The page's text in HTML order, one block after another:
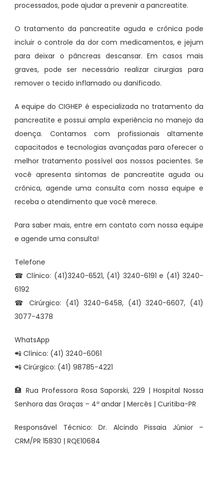
processados, pode ajudar a prevenir a pancreatite.
O tratamento da pancreatite aguda e crônica pode
incluir o controle da dor com medicamentos, e jejum
para deixar o pâncreas descansar. Em casos mais
graves, pode ser necessário realizar cirurgias para
remover o tecido inflamado ou danificado.
A equipe do CIGHEP é especializada no tratamento da
pancreatite e possui ampla experiência no manejo da
doença. Contamos com profissionais altamente
capacitados e tecnologias avançadas para oferecer o
melhor tratamento possível aos nossos pacientes. Se
você apresenta sintomas de pancreatite aguda ou
crônica, agende uma consulta com nossa equipe e
receba o atendimento que você merece.
Para saber mais, entre em contato com nossa equipe
e agende uma consulta!
Telefone
☎ Clínico: (41)3240-6521, (41) 3240-6191 e (41) 3240-
6192
☎ Cirúrgico: (41) 3240-6458, (41) 3240-6607, (41)
3077-4378
WhatsApp
📲 Clínico: (41) 3240-6061
📲 Cirúrgico: (41) 98785-4221
🏥 Rua Professora Rosa Saporski, 229 | Hospital Nossa
Senhora das Graças – 4º andar | Mercês | Curitiba-PR
Responsável Técnico: Dr. Alcindo Pissaia Júnior –
CRM/PR 15830 | RQE10684